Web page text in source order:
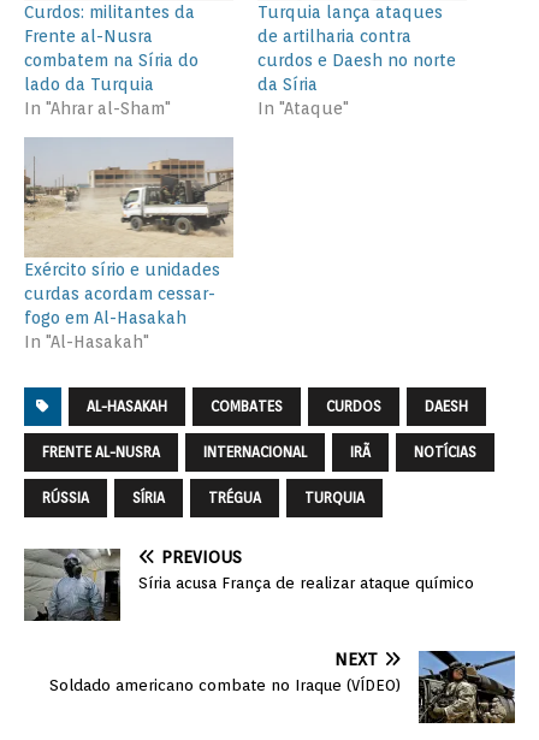
Curdos: militantes da
Frente al-Nusra
combatem na Síria do
lado da Turquia
In "Ahrar al-Sham"
Turquia lança ataques
de artilharia contra
curdos e Daesh no norte
da Síria
In "Ataque"
Exército sírio e unidades
curdas acordam cessar-
fogo em Al-Hasakah
In "Al-Hasakah"
AL-HASAKAH COMBATES CURDOS DAESH
FRENTE AL-NUSRA INTERNACIONAL IRÃ NOTÍCIAS
RÚSSIA SÍRIA TRÉGUA TURQUIA
PREVIOUS
Síria acusa França de realizar ataque químico
NEXT
Soldado americano combate no Iraque (VÍDEO)